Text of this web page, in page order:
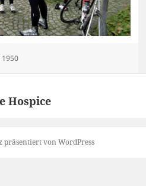
1950
Hospice
präsentiert von WordPress